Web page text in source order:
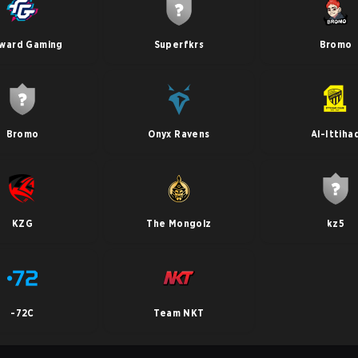
Gaming Superfkrs Bromo
Bromo Onyx Ravens Al-
KZG The Mongolz kz5
-72C Team NKT